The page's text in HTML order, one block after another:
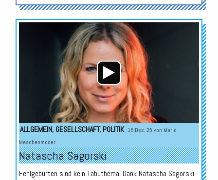
Audio-
Player
ALLGEMEIN, GESELLSCHAFT, POLITIK 18.Dez. 25 von Mario
Meschenmoser
Natascha Sagorski
Fehlgeburten sind kein Tabuthema. Dank Natascha Sagorski